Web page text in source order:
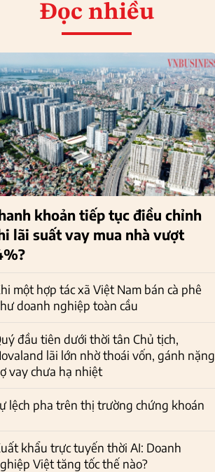
Đọc nhiều
khoản tiếp tục điều chỉnh
lãi suất vay mua nhà vượt
một hợp tác xã Việt Nam bán cà phê
doanh nghiệp toàn cầu
đầu tiên dưới thời tân Chủ tịch,
lãi lớn nhờ thoái vốn, gánh nặng
vay chưa hạ nhiệt
lệch pha trên thị trường chứng khoán
khẩu trực tuyến thời AI: Doanh
Việt tăng tốc thế nào?